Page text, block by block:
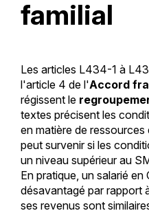
familial
Les articles L434-1 à
l'article 4 de l'Accord
régissent le
textes précisent les
en matière de
peut survenir si les
un niveau supérieur au
En pratique, un salarié en
désavantagé par rapport
ses revenus sont